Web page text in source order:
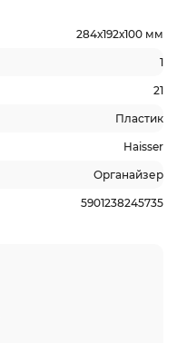
284х192х100 мм
1
21
Пластик
Haisser
Органайзер
5901238245735